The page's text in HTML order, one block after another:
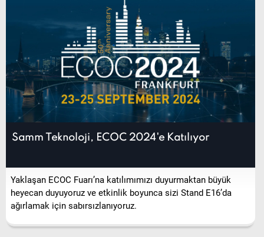
Samm Teknoloji, ECOC 2024'e Katılıyor
Yaklaşan ECOC Fuarı’na katılımımızı duyurmaktan büyük
ağırlamak için sabırsızlanıyoruz.